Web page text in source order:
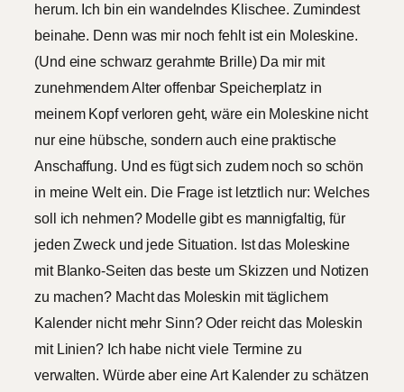
herum. Ich bin ein wandelndes Klischee. Zumindest
beinahe. Denn was mir noch fehlt ist ein Moleskine.
(Und eine schwarz gerahmte Brille) Da mir mit
zunehmendem Alter offenbar Speicherplatz in
meinem Kopf verloren geht, wäre ein Moleskine nicht
nur eine hübsche, sondern auch eine praktische
Anschaffung. Und es fügt sich zudem noch so schön
in meine Welt ein. Die Frage ist letztlich nur: Welches
soll ich nehmen? Modelle gibt es mannigfaltig, für
jeden Zweck und jede Situation. Ist das Moleskine
mit Blanko-Seiten das beste um Skizzen und Notizen
zu machen? Macht das Moleskin mit täglichem
Kalender nicht mehr Sinn? Oder reicht das Moleskin
mit Linien? Ich habe nicht viele Termine zu
verwalten. Würde aber eine Art Kalender zu schätzen